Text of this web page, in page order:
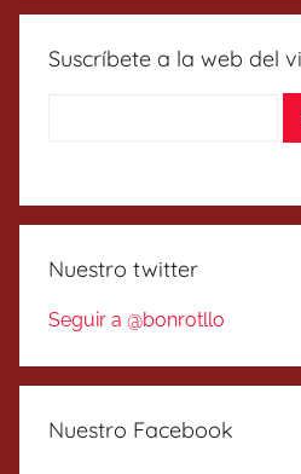
Suscríbete a la web del
Nuestro twitter
Seguir a @bonrotllo
Nuestro Facebook